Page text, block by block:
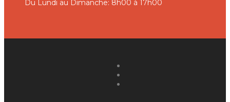
Du Lundi au Dimanche: 8h00 à 17h00